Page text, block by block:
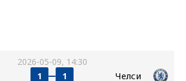
2026-05-09, 14:30
1 1 Челси